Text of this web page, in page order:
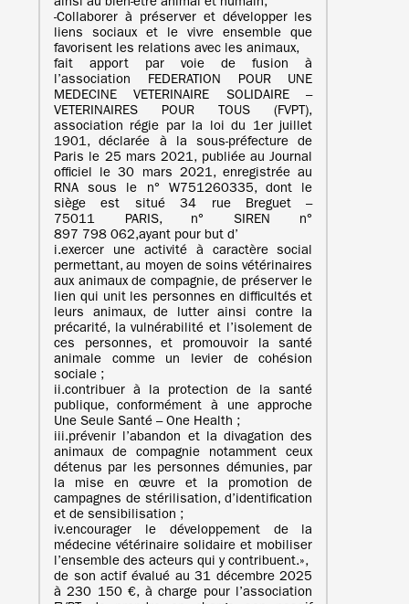
ainsi au bien-être animal et humain,
‐Collaborer à préserver et développer les
liens sociaux et le vivre ensemble que
favorisent les relations avec les animaux,
fait apport par voie de fusion à
l’association FEDERATION POUR UNE
MEDECINE VETERINAIRE SOLIDAIRE –
VETERINAIRES POUR TOUS (FVPT),
association régie par la loi du 1er juillet
1901, déclarée à la sous-préfecture de
Paris le 25 mars 2021, publiée au Journal
officiel le 30 mars 2021, enregistrée au
RNA sous le n° W751260335, dont le
siège est situé 34 rue Breguet –
75011 PARIS, n° SIREN n°
897 798 062,ayant pour but d’
i.exercer une activité à caractère social
permettant, au moyen de soins vétérinaires
aux animaux de compagnie, de préserver le
lien qui unit les personnes en difficultés et
leurs animaux, de lutter ainsi contre la
précarité, la vulnérabilité et l’isolement de
ces personnes, et promouvoir la santé
animale comme un levier de cohésion
sociale ;
ii.contribuer à la protection de la santé
publique, conformément à une approche
Une Seule Santé – One Health ;
iii.prévenir l’abandon et la divagation des
animaux de compagnie notamment ceux
détenus par les personnes démunies, par
la mise en œuvre et la promotion de
campagnes de stérilisation, d’identification
et de sensibilisation ;
iv.encourager le développement de la
médecine vétérinaire solidaire et mobiliser
l’ensemble des acteurs qui y contribuent.»,
de son actif évalué au 31 décembre 2025
à 230 150 €, à charge pour l’association